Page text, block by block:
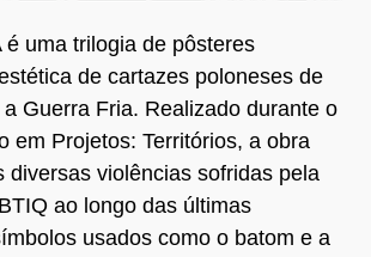
é uma trilogia de pôsteres
de cartazes poloneses de
Guerra Fria. Realizado durante o
em Projetos: Territórios, a obra
diversas violências sofridas pela
ao longo das últimas
usados como o batom e a